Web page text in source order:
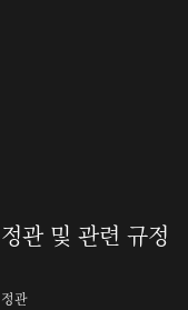
정관 및 관련 규정
정관